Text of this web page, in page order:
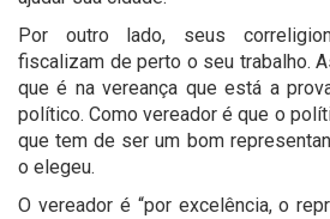
Por outro lado, seus
fiscalizam de perto o seu trabalho.
que é na vereança que está a
político. Como vereador é que o
que tem de ser um bom
o elegeu.
O vereador é “por excelência, o